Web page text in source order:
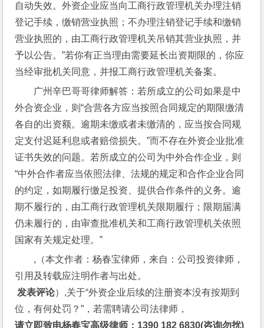
自动失效。外资企业应当向工商行政管理机关办理注销
登记手续，缴销营业执照；不办理注销登记手续和缴销
营业执照的，由工商行政管理机关吊销其营业执照，并
予以公告。”若你有正当理由需要延长出资期限的，你应
当经审批机关同意，并报工商行政管理机关备案。
广州辛巴哥哥律师解答：若所成立的公司如果是中
外合资企业，则“合营各方应当按照合同规定的期限缴清
各自的出资额。逾期未缴或者未缴清的，应当按合同规
定支付迟延利息或者赔偿损失。”而不存在外资企业批准
证书失效的问题。若所成立的公司为中外合作企业，则
“中外合作者应当依照法律、法规的规定和合作企业合同
的约定，如期履行缴足投资、提供合作条件的义务。逾
期不履行的，由工商行政管理机关限期履行；限期届满
仍未履行的，由审查批准机关和工商行政管理机关依照
国家有关规定处理。”
,（本文作者：杨春宝律师，来自：公司投资律师，
引用及转载应注明作者与出处。
发表评论）,关于“外资企业后续的注册资本没有按期到
位，有何处罚？”，若需聘请公司法律师，
请立即致电杨春宝高级律师：1390 182 6830(咨询勿扰)